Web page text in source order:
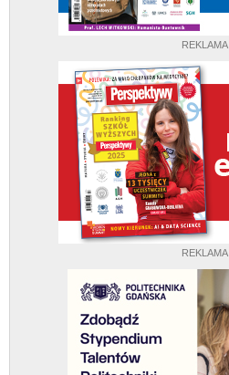
REKLAMA
REKLAMA